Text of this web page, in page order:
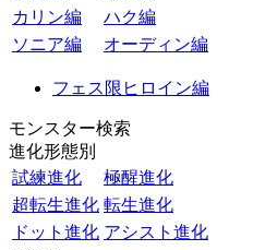
カリン編
ハク編
ソニア編
オーディン編
フェス限ヒロイン編
モンスター検索
進化形態別
試練進化
極醒進化
超転生進化 転生進化
ドット進化 アシスト進化